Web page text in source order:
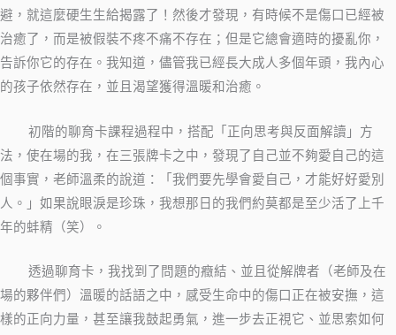
避，就這麼硬生生給揭露了！然後才發現，有時候不是傷口已經被
治癒了，而是被假裝不疼不痛不存在；但是它總會適時的擾亂你，
告訴你它的存在。我知道，儘管我已經長大成人多個年頭，我內心
的孩子依然存在，並且渴望獲得溫暖和治癒。
初階的聊育卡課程過程中，搭配「正向思考與反面解讀」方
法，使在場的我，在三張牌卡之中，發現了自己並不夠愛自己的這
個事實，老師溫柔的說道：「我們要先學會愛自己，才能好好愛別
人。」如果說眼淚是珍珠，我想那日的我們約莫都是至少活了上千
年的蚌精（笑）。
透過聊育卡，我找到了問題的癥結、並且從解牌者（老師及在
場的夥伴們）溫暖的話語之中，感受生命中的傷口正在被安撫，這
樣的正向力量，甚至讓我鼓起勇氣，進一步去正視它、並思索如何